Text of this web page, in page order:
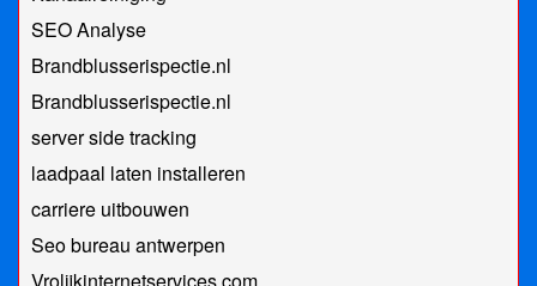
SEO Analyse
Brandblusserispectie.nl
Brandblusserispectie.nl
server side tracking
laadpaal laten installeren
carriere uitbouwen
Seo bureau antwerpen
Vrolijkinternetservices.com